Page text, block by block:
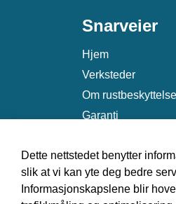
Snarveier
Hjem
Verksteder
Om rustbeskyttelse
Garanti
Dette nettstedet benytter
slik at vi kan yte deg bedre
Informasjonskapslene blir